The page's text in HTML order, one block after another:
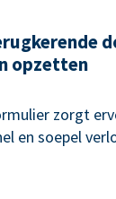
opzetten
zorgt
en soepel